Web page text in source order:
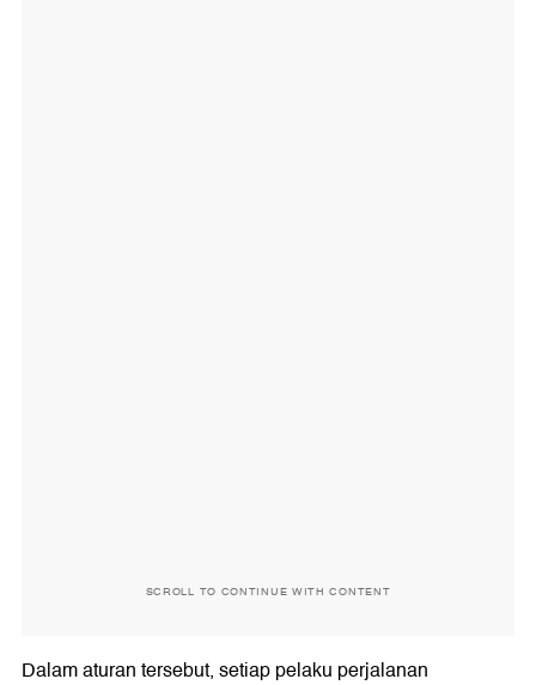
SCROLL TO CONTINUE WITH CONTENT
Dalam aturan tersebut, setiap pelaku perjalanan